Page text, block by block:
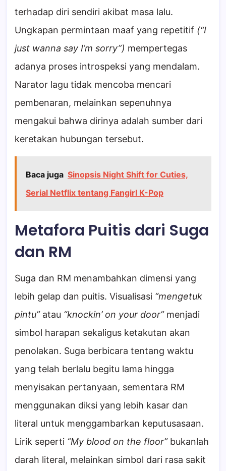
terhadap diri sendiri akibat masa lalu.
Ungkapan permintaan maaf yang repetitif (“I
just wanna say I’m sorry”) mempertegas
adanya proses introspeksi yang mendalam.
Narator lagu tidak mencoba mencari
pembenaran, melainkan sepenuhnya
mengakui bahwa dirinya adalah sumber dari
keretakan hubungan tersebut.
Baca juga Sinopsis Night Shift for Cuties,
Serial Netflix tentang Fangirl K-Pop
Metafora Puitis dari Suga
dan RM
Suga dan RM menambahkan dimensi yang
lebih gelap dan puitis. Visualisasi “mengetuk
pintu”atau “knockin’ on your door”menjadi
simbol harapan sekaligus ketakutan akan
penolakan. Suga berbicara tentang waktu
yang telah berlalu begitu lama hingga
menyisakan pertanyaan, sementara RM
menggunakan diksi yang lebih kasar dan
literal untuk menggambarkan keputusasaan.
Lirik seperti “My blood on the floor”bukanlah
darah literal, melainkan simbol dari rasa sakit